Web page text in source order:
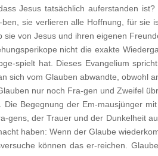
Jesus tatsächlich auferstanden
sie verlieren alle Hoffnung, für
von Jesus und ihren eigenen
nicht die exakte
spielt hat. Dieses Evangelium
sich vom Glauben abwandte, obwohl
nur noch Fra-gen und Zweifel
Begegnung der Em-mausjünger
gens, der Trauer und der Dunkelheit
haben: Wenn der Glaube
können das er-reichen.